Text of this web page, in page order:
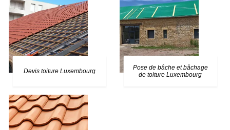
Devis toiture Luxembourg
Pose de bâche et bâchage
de toiture Luxembourg